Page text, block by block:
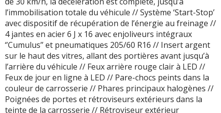
l’immobilisation totale du véhicule // Système ‘Start-Stop’
avec dispositif de récupération de l’énergie au freinage //
4 jantes en acier 6 J x 16 avec enjoliveurs intégraux
‘’Cumulus’’ et pneumatiques 205/60 R16 // Insert argent
sur le haut des vitres, allant des portières avant jusqu’à
l’arrière du véhicule // Feux arrière rouge clair à LED //
Feux de jour en ligne à LED // Pare-chocs peints dans la
couleur de carrosserie // Phares principaux halogènes //
Poignées de portes et rétroviseurs extérieurs dans la
teinte de la carrosserie // Rétroviseur extérieur